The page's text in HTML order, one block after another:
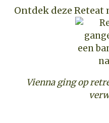
Ontdek deze
Vienna ging op